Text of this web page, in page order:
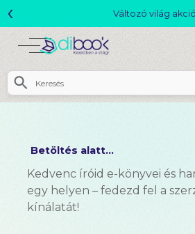
Csomagajánlatok-
‹
Betöltés alatt...
Kedvenc íróid e-könyvei és
egy helyen – fedezd fel a
kínálatát!